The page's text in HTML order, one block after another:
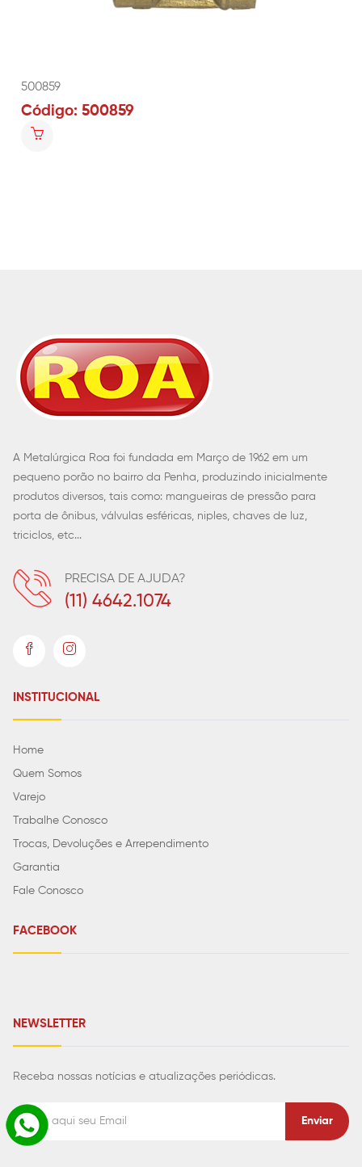
500859
Código: 500859
A Metalúrgica Roa foi fundada em Março de 1962 em um
pequeno porão no bairro da Penha, produzindo inicialmente
produtos diversos, tais como: mangueiras de pressão para
porta de ônibus, válvulas esféricas, niples, chaves de luz,
triciclos, etc...
PRECISA DE AJUDA?
(11) 4642.1074
INSTITUCIONAL
Home
Quem Somos
Varejo
Trabalhe Conosco
Trocas, Devoluções e Arrependimento
Garantia
Fale Conosco
FACEBOOK
NEWSLETTER
Receba nossas notícias e atualizações periódicas.
Enviar